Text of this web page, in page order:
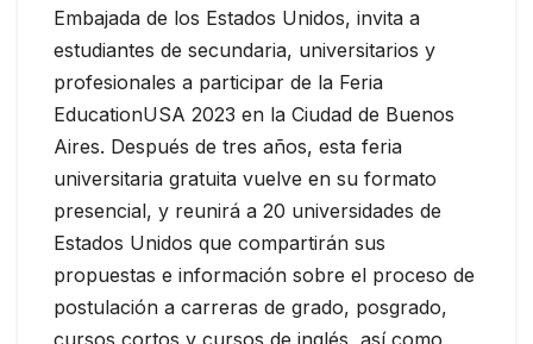
Embajada de los Estados Unidos, invita a
estudiantes de secundaria, universitarios y
profesionales a participar de la Feria
EducationUSA 2023 en la Ciudad de Buenos
Aires. Después de tres años, esta feria
universitaria gratuita vuelve en su formato
presencial, y reunirá a 20 universidades de
Estados Unidos que compartirán sus
propuestas e información sobre el proceso de
postulación a carreras de grado, posgrado,
cursos cortos y cursos de inglés, así como